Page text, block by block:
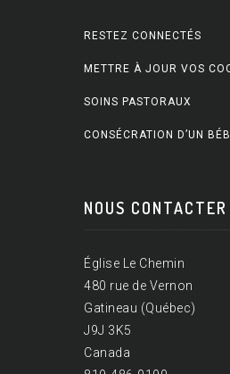
RESTEZ CONNECTÉS
METTRE À JOUR VOS
SOINS PASTORAUX
CONSÉCRATION D’UN
NOUS CONTACTER
Église Le Chemin
480 rue de Vernon
Gatineau (Québec)
J9J 3K5
Canada